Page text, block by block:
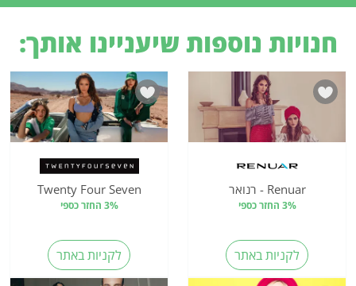
חנויות נוספות שיעניינו אותך:
Renuar - רנואר
3% החזר כספי
לקניות באתר
Twenty Four Seven
3% החזר כספי
לקניות באתר